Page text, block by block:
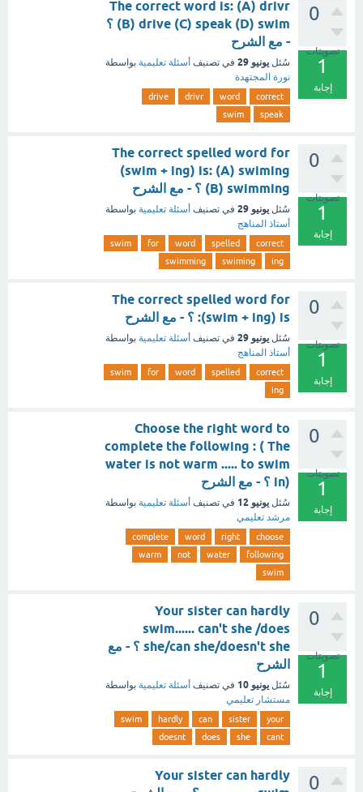
0
تصويتات
1
إجابة
The correct word is: (A) drivr
(B) drive (C) speak (D) swim ؟
- مع الشرح
سُئل يونيو 29 في تصنيف أسئلة تعليمية بواسطة
نورة المجتهدة
correct
word
drivr
drive
speak
swim
0
تصويتات
1
إجابة
The correct spelled word for
(swim + ing) is: (A) swiming
(B) swimming ؟ - مع الشرح
سُئل يونيو 29 في تصنيف أسئلة تعليمية بواسطة
أستاذ المناهج
correct
spelled
word
for
swim
ing
swiming
swimming
0
تصويتات
1
إجابة
The correct spelled word for
(swim + ing) is: ؟ - مع الشرح
سُئل يونيو 29 في تصنيف أسئلة تعليمية بواسطة
أستاذ المناهج
correct
spelled
word
for
swim
ing
0
تصويتات
1
إجابة
Choose the right word to
complete the following : ( The
water is not warm ..... to swim
in) ؟ - مع الشرح
سُئل يونيو 12 في تصنيف أسئلة تعليمية بواسطة
مرشد تعليمي
choose
right
word
complete
following
water
not
warm
swim
0
تصويتات
1
إجابة
Your sister can hardly
swim...... can't she /does
she/can she/doesn't she ؟ - مع
الشرح
سُئل يونيو 10 في تصنيف أسئلة تعليمية بواسطة
مستشار تعليمي
your
sister
can
hardly
swim
cant
she
does
doesnt
0
Your sister can hardly